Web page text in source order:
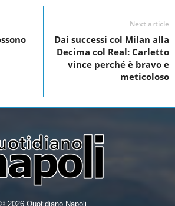
Next article
Dai successi col Milan alla
Decima col Real: Carletto
vince perché è bravo e
meticoloso
© 2026 Quotidiano Napoli